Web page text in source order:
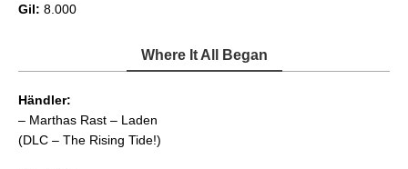
Gil: 8.000
Where It All Began
Händler:
– Marthas Rast – Laden
(DLC – The Rising Tide!)